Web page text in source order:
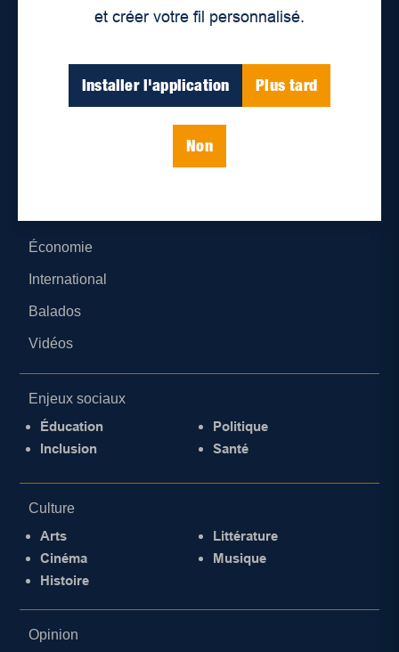
et créer votre fil personnalisé.
Installer l'application Plus tard
Non
Économie
International
Balados
Vidéos
Enjeux sociaux
Éducation
Inclusion
Politique
Santé
Culture
Arts
Cinéma
Histoire
Littérature
Musique
Opinion